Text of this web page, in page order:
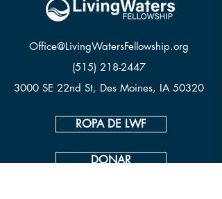
Office@LivingWatersFellowship.org
(515) 218-2447
3000 SE 22nd St, Des Moines, IA 50320
ROPA DE LWF
DONAR